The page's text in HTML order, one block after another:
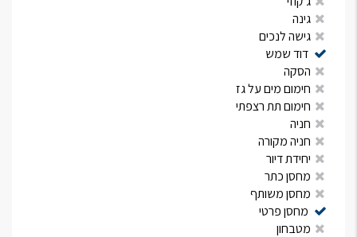
גינה
גישה לנכים
דוד שמש
הסקה
חימום מים על גז
חימום תת רצפתי
חניה
חניה מקורה
יחידת דיור
מחסן כתר
מחסן משותף
מחסן פרטי
מטבחון